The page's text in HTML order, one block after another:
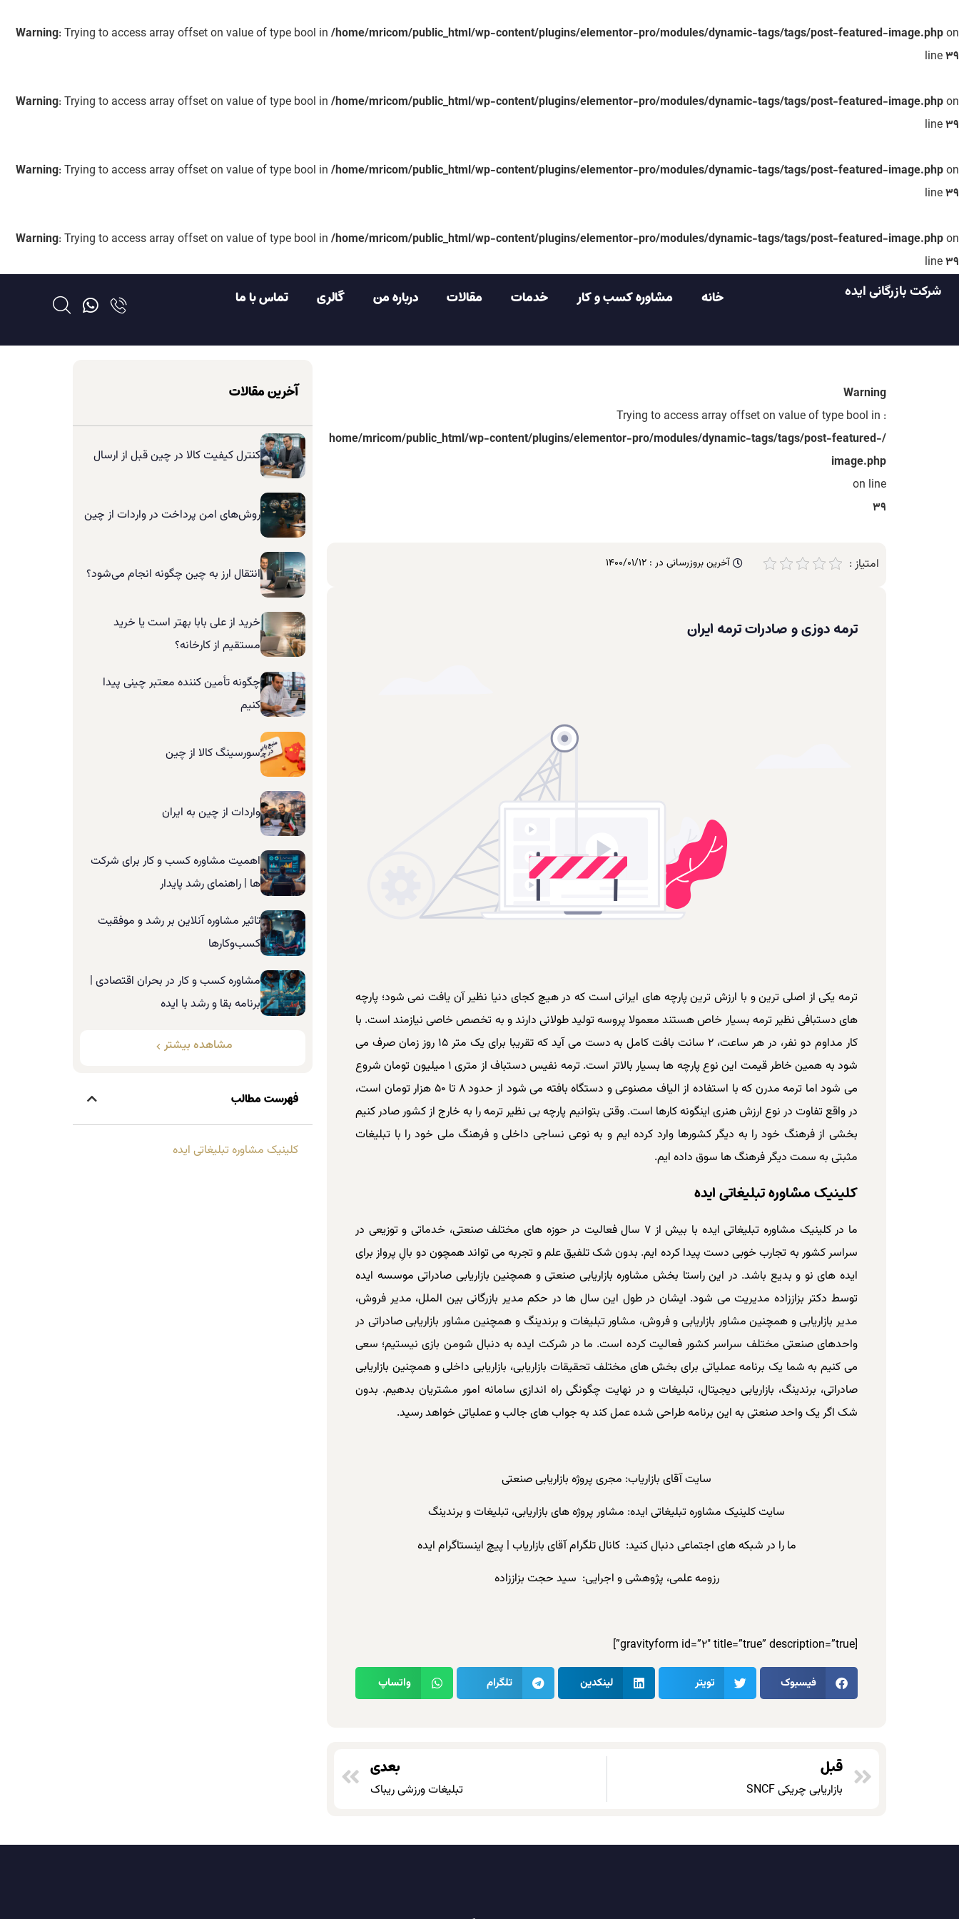
Warning: Trying to access array offset on value of type bool in /home/mricom/public_html/wp-content/plugins/elementor-pro/modules/dynamic-tags/tags/post-featured-image.phpon
line39
Warning: Trying to access array offset on value of type bool in /home/mricom/public_html/wp-content/plugins/elementor-pro/modules/dynamic-tags/tags/post-featured-image.phpon
line39
Warning: Trying to access array offset on value of type bool in /home/mricom/public_html/wp-content/plugins/elementor-pro/modules/dynamic-tags/tags/post-featured-image.phpon
line39
Warning: Trying to access array offset on value of type bool in /home/mricom/public_html/wp-content/plugins/elementor-pro/modules/dynamic-tags/tags/post-featured-image.phpon
line39
شرکت بازرگانی ایده خانه مشاوره کسب و کار خدمات مقالات درباره من گالری تماس با ما
Warning
: Trying to access array offset on value of type bool in
/home/mricom/public_html/wp-content/plugins/elementor-pro/modules/dynamic-tags/tags/post-featured-
image.php
on line
39
امتیاز : آخرین بروزرسانی در : 1400/01/12
ترمه دوزی و صادرات ترمه ایران
ترمه یکی از اصلی ترین و با ارزش ترین پارچه های ایرانی است که در هیچ کجای دنیا نظیر آن یافت نمی شود؛ پارچه
های دستبافی نظیر ترمه بسیار خاص هستند معمولا پروسه تولید طولانی دارند و به تخصص خاصی نیازمند است. با
کار مداوم دو نفر، در هر ساعت، ۲ سانت بافت کامل به دست می آید که تقریبا برای یک متر ۱۵ روز زمان صرف می
شود به همین خاطر قیمت این نوع پارچه ها بسیار بالاتر است.
ترمه نفیس دستباف از متری ۱ میلیون تومان شروع
می شود اما ترمه مدرن که با استفاده از الیاف مصنوعی و دستگاه بافته می شود از حدود ۸ تا ۵۰ هزار تومان است،
در واقع تفاوت در نوع ارزش هنری اینگونه کارها است. وقتی بتوانیم پارچه بی نظیر ترمه را به خارج از کشور صادر کنیم
بخشی از فرهنگ خود را به دیگر کشورها وارد کرده ایم و به نوعی نساجی داخلی و فرهنگ ملی خود را با تبلیغات
مثبتی به سمت دیگر فرهنگ ها سوق داده ایم.
کلینیک مشاوره تبلیغاتی ایده
ما درکلینیک مشاوره تبلیغاتی ایده
با بیش از ۷ سال فعالیت در حوزه های مختلف صنعتی، خدماتی و توزیعی در
سراسر کشور به تجارب خوبی دست پیدا کرده ایم. بدون شک تلفیق علم و تجربه می تواند همچون دو بالِ پرواز برای
ایده های نو و بدیع باشد. در این راستا بخش مشاوره بازاریابی صنعتی و همچنین بازاریابی صادراتی موسسه ایده
توسط دکتر بزاززاده مدیریت می شود. ایشان در طول این سال ها در حکم مدیر بازرگانی بین الملل، مدیر فروش،
مدیر بازاریابی و همچنین مشاور بازاریابی و فروش، مشاور تبلیغات و برندینگ و همچنین مشاور بازاریابی صادراتی در
واحدهای صنعتی مختلف سراسر کشور فعالیت کرده است. ما در شرکت ایده به دنبال شومن بازی نیستیم؛ سعی
می کنیم به شما یک برنامه عملیاتی برای بخش های مختلف تحقیقات بازاریابی، بازاریابی داخلی و همچنین بازاریابی
صادراتی، برندینگ، بازاریابی دیجیتال، تبلیغات و در نهایت چگونگی راه اندازی سامانه امور مشتریان بدهیم. بدون
شک اگر یک واحد صنعتی به این برنامه طراحی شده عمل کند به جواب های جالب و عملیاتی خواهد رسید.
سایت آقای بازاریاب: مجری پروژه بازاریابی صنعتی
سایت کلینیک مشاوره تبلیغاتی ایده: مشاور پروژه های بازاریابی، تبلیغات و برندینگ
ما را در شبکه های اجتماعی دنبال کنید:کانال تلگرام آقای بازاریاب | پیچ اینستاگرام ایده
رزومه علمی، پژوهشی و اجرایی: سید حجت بزاززاده
[gravityform id=”2″ title=”true” description=”true”]
فیسبوک تویتر لینکدین تلگرام واتساپ
قبل
بازاریابی چریکی SNCF
بعدی
تبلیغات ورزشی ریباک
آخرین مقالات
کنترل کیفیت کالا در چین قبل از ارسال
روش‌های امن پرداخت در واردات از چین
انتقال ارز به چین چگونه انجام می‌شود؟
خرید از علی بابا بهتر است یا خرید
مستقیم از کارخانه؟
چگونه تأمین کننده معتبر چینی پیدا
کنیم
سورسینگ کالا از چین
واردات از چین به ایران
اهمیت مشاوره کسب و کار برای شرکت
ها | راهنمای رشد پایدار
تاثیر مشاوره آنلاین بر رشد و موفقیت
کسب‌وکارها
مشاوره کسب و کار در بحران اقتصادی |
برنامه بقا و رشد با ایده
مشاهده بیشتر
فهرست مطالب
کلینیک مشاوره تبلیغاتی ایده